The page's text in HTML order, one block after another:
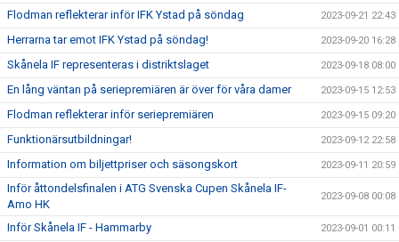
Flodman reflekterar inför IFK Ystad på söndag 2023-09-21 22:43
Herrarna tar emot IFK Ystad på söndag! 2023-09-20 16:28
Skånela IF representeras i distriktslaget 2023-09-18 08:00
En lång väntan på seriepremiären är över för våra damer 2023-09-15 12:53
Flodman reflekterar inför seriepremiären 2023-09-15 09:20
Funktionärsutbildningar! 2023-09-12 22:58
Information om biljettpriser och säsongskort 2023-09-11 20:59
Inför åttondelsfinalen i ATG Svenska Cupen Skånela IF-
Amo HK
2023-09-08 00:08
Inför Skånela IF - Hammarby 2023-09-01 00:11